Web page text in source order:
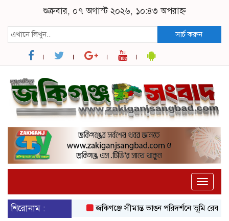
শুক্রবার, ০৭ অগাস্ট ২০২৬, ১০:৪৩ অপরাহ্ন
সার্চ করুন
Toggle
শিরোনাম :
জকিগঞ্জে সীমান্ত ভাঙন পরিদর্শনে ভূমি রেকর্ড ও